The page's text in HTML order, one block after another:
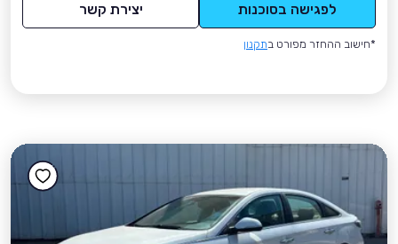
לפגישה בסוכנות יצירת קשר
*חישוב ההחזר מפורט בתקנון